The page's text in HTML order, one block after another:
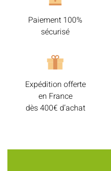
Paiement 100%
sécurisé
Expédition offerte
en France
dès 400€ d’achat